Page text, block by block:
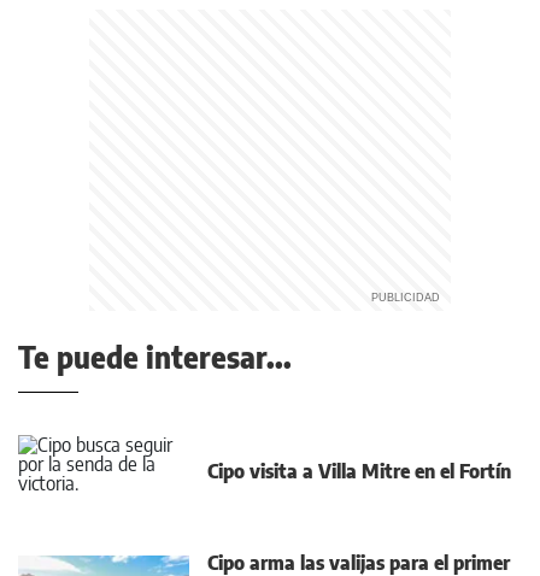
Te puede interesar...
Cipo visita a Villa Mitre en el Fortín
Cipo arma las valijas para el primer